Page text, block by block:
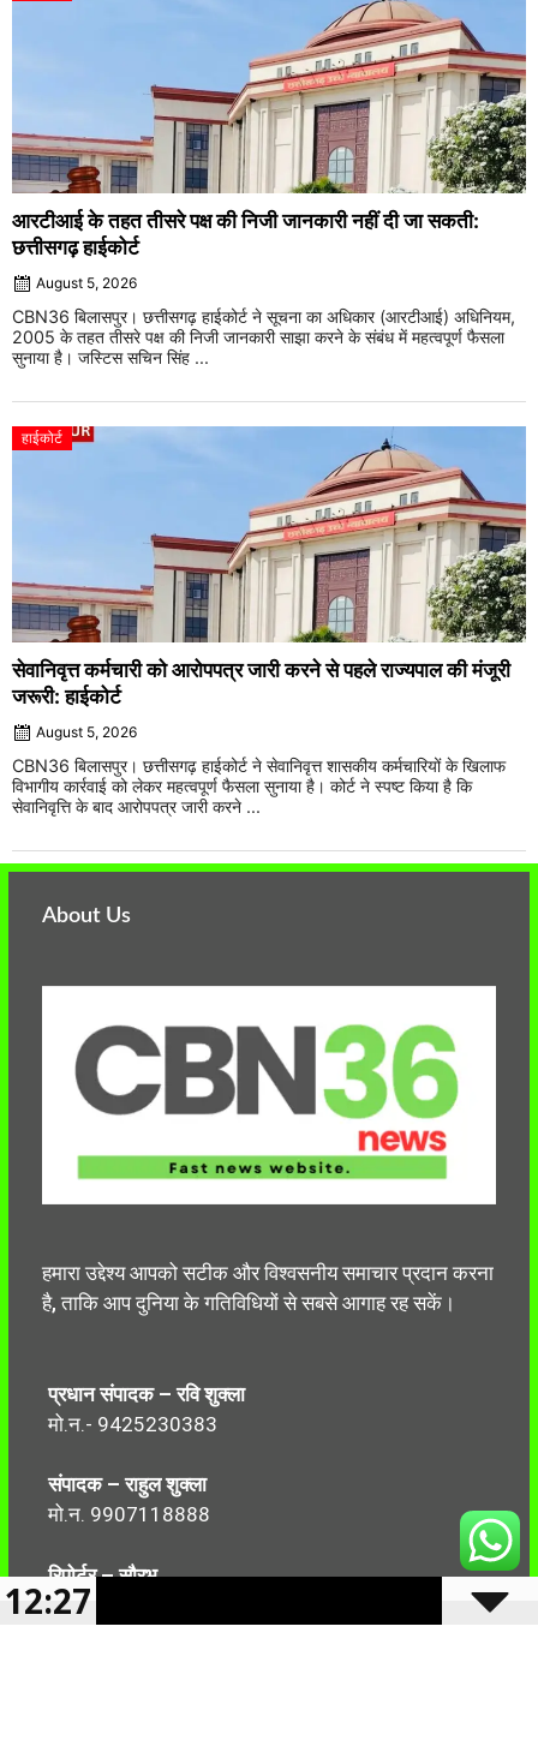
आरटीआई के तहत तीसरे पक्ष की निजी जानकारी नहीं दी जा सकती:
छत्तीसगढ़ हाईकोर्ट
August 5, 2026
CBN36 बिलासपुर। छत्तीसगढ़ हाईकोर्ट ने सूचना का अधिकार (आरटीआई) अधिनियम,
2005 के तहत तीसरे पक्ष की निजी जानकारी साझा करने के संबंध में महत्वपूर्ण फैसला
सुनाया है। जस्टिस सचिन सिंह ...
हाईकोर्ट
सेवानिवृत्त कर्मचारी को आरोपपत्र जारी करने से पहले राज्यपाल की मंजूरी
जरूरी: हाईकोर्ट
August 5, 2026
CBN36 बिलासपुर। छत्तीसगढ़ हाईकोर्ट ने सेवानिवृत्त शासकीय कर्मचारियों के खिलाफ
विभागीय कार्रवाई को लेकर महत्वपूर्ण फैसला सुनाया है। कोर्ट ने स्पष्ट किया है कि
सेवानिवृत्ति के बाद आरोपपत्र जारी करने ...
About Us
हमारा उद्देश्य आपको सटीक और विश्वसनीय समाचार प्रदान करना
है, ताकि आप दुनिया के गतिविधियों से सबसे आगाह रह सकें।
प्रधान संपादक – रवि शुक्ला
मो.न.- 9425230383
संपादक – राहुल शुक्ला
मो.न. 9907118888
रिपोर्टर – सौरभ
मो.न.-7499999906
12:27